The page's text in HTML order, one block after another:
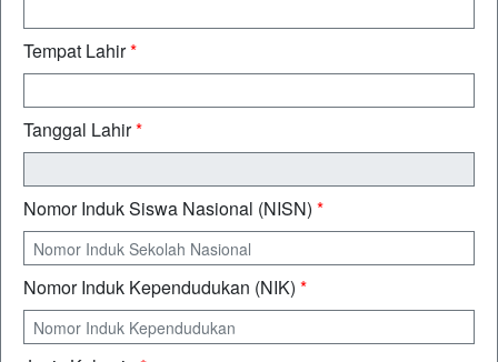
Tempat Lahir*
Tanggal Lahir*
Nomor Induk Siswa Nasional (NISN) *
Nomor Induk Kependudukan (NIK) *